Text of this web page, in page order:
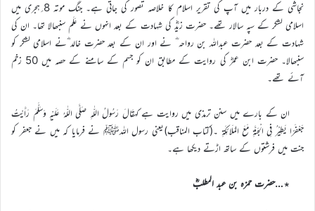
نجاشی کے دربار میں آپ کی تقریر اسلام کا خلاصہ تصور کی جاتی ہے۔ جنگ موتہ 8؍ہجری میں
اسلامی لشکر کے سپہ سالار تھے۔ حضرت زیدؓ کی شہادت کے بعد انہوں نے عَلَم سنبھالا تھا۔ ان کی
شہادت کے بعد حضرت عبداللہ بن رواحہ ؓ نے اور ان کے بعد حضرت خالد ؓنے اسلامی لشکر کو
سنبھالا۔ حضرت ابن عمرؓ کی روایت کے مطابق ان کو جسم کے سامنے کے حصہ میں 50 زخم
آئے تھے۔
ان کے بارے میں سنن ترمذی میں روایت ہے کہقَالَ رَسُولُ اللّٰهِ صَلَّى اللّٰهُ عَلَيْهِ وَسَلَّمَ رَأَيْتُ
جَعْفَرًا يَطِيْرُ فِي الْجَنَّةِ مَعَ المَلَائِكَةِ ۔(کتاب المناقب)یعنی رسول اللہﷺ نے فرمایا کہ میں نے جعفر کو
جنت میں فرشتوں کے ساتھ اڑتے دیکھا ہے۔
٭…حضرت حمزہ بن عبد المطلبؓ